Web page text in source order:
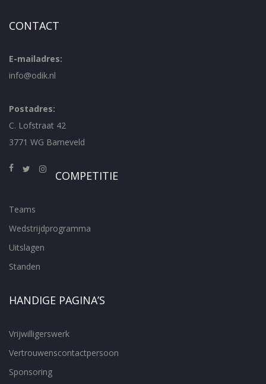
CONTACT
E-mailadres:
info@odik.nl
Postadres:
C. Lofstraat 42
3771 WG Barneveld
COMPETITIE
Teams
Wedstrijdprogramma
Uitslagen
Standen
HANDIGE PAGINA’S
Vrijwilligerswerk
Vertrouwenscontactpersoon
Sponsoring